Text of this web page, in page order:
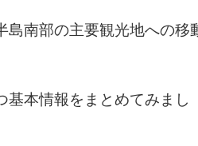
島南部の主要観光地への移
基本情報をまとめてみまし